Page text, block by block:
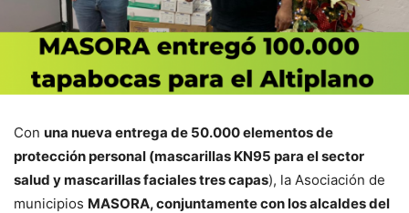
Con una nueva entrega de 50.000 elementos de
protección personal (mascarillas KN95 para el sector
salud y mascarillas faciales tres capas), la Asociación de
municipios MASORA, conjuntamente con los alcaldes del